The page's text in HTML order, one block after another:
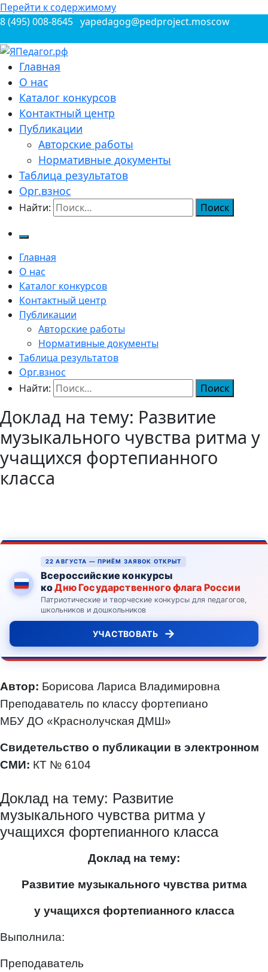
Перейти к содержимому
8 (495) 008-8645 yapedagog@pedproject.moscow
ЯПедагог.рф
Всероссийские конкурсы для педагогов
Главная
О нас
Каталог конкурсов
Контактный центр
Публикации
Авторские работы
Нормативные документы
Таблица результатов
Орг.взнос
Найти:
Главная
О нас
Каталог конкурсов
Контактный центр
Публикации
Авторские работы
Нормативные документы
Таблица результатов
Орг.взнос
Найти:
Доклад на тему: Развитие
музыкального чувства ритма у
учащихся фортепианного
класса
22 АВГУСТА — ПРИЁМ ЗАЯВОК ОТКРЫТ
Всероссийские конкурсы
коДню Государственного флага России
Патриотические и творческие конкурсы для педагогов,
школьников и дошкольников
УЧАСТВОВАТЬ →
Автор: Борисова Лариса Владимировна
Преподаватель по классу фортепиано
МБУ ДО «Краснолучская ДМШ»
Свидетельство о публикации в электронном
СМИ: КТ № 6104
Доклад на тему: Развитие
музыкального чувства ритма у
учащихся фортепианного класса
Доклад на тему:
Развитие музыкального чувства ритма
у учащихся фортепианного класса
Выполнила:
Преподаватель